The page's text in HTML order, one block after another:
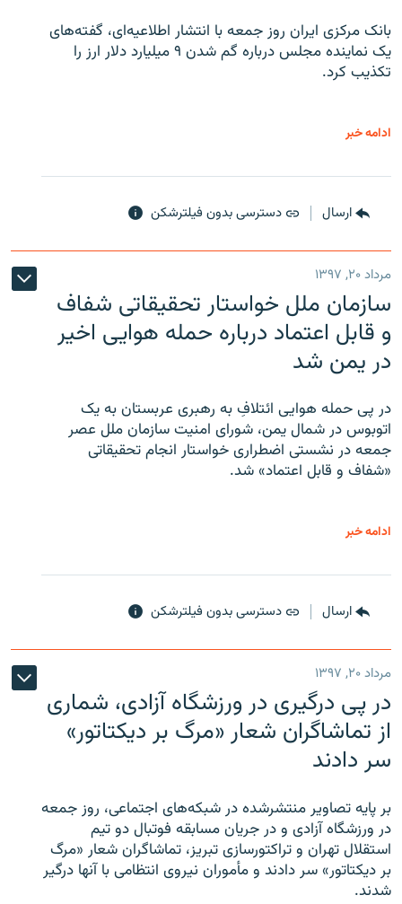
بانک مرکزی ایران روز جمعه با انتشار اطلاعیه‌ای، گفته‌های
یک نماینده مجلس درباره گم شدن ۹ میلیارد دلار ارز را
تکذیب کرد.
ادامه خبر
ارسال دسترسی بدون فیلترشکن
مرداد ۲۰, ۱۳۹۷
سازمان ملل خواستار تحقیقاتی شفاف
و قابل اعتماد درباره حمله هوایی اخیر
در یمن شد
در پی حمله هوایی ائتلافِ به رهبری عربستان به یک
اتوبوس در شمال یمن، شورای امنیت سازمان ملل عصر
جمعه در نشستی اضطراری خواستار انجام تحقیقاتی
«شفاف و قابل اعتماد» شد.
ادامه خبر
ارسال دسترسی بدون فیلترشکن
مرداد ۲۰, ۱۳۹۷
در پی درگیری در ورزشگاه آزادی، شماری
از تماشاگران شعار «مرگ بر دیکتاتور»
سر دادند
بر پایه تصاویر منتشرشده در شبکه‌های اجتماعی، روز جمعه
در ورزشگاه آزادی و در جریان مسابقه فوتبال دو تیم
استقلال تهران و تراکتورسازی تبریز، تماشاگران شعار «مرگ
بر دیکتاتور» سر دادند و مأموران نیروی انتظامی با آنها درگیر
شدند.